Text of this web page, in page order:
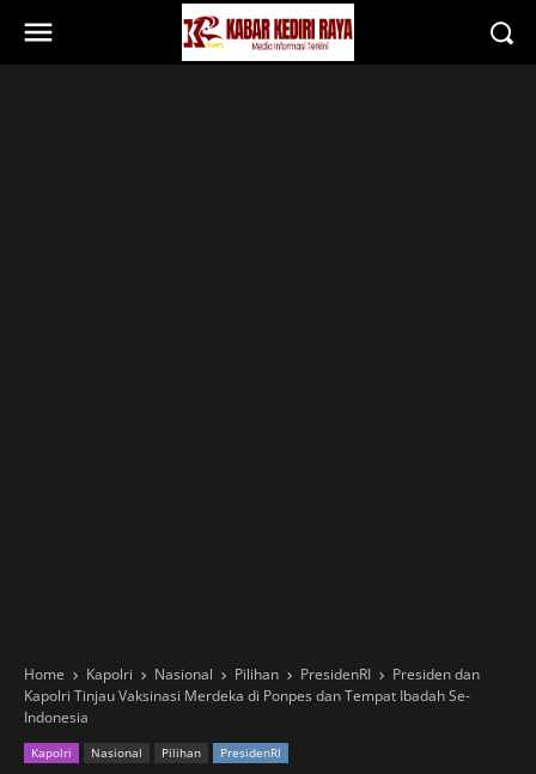
Home Kapolri Nasional Pilihan PresidenRI
Presiden dan
Kapolri Tinjau Vaksinasi Merdeka di Ponpes dan Tempat Ibadah Se-
Indonesia
Kapolri Nasional Pilihan PresidenRI